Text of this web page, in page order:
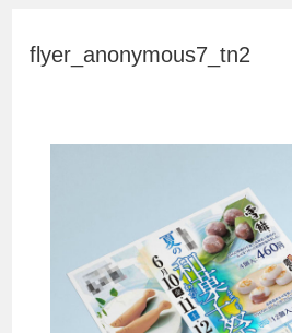
flyer_anonymous7_tn2